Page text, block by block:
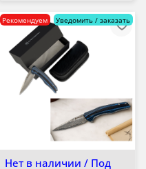
Нет в наличии / Под
Рекомендуем Уведомить / заказать